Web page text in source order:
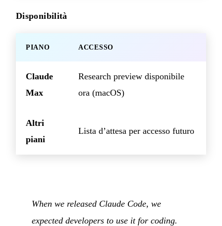
Disponibilità
PIANO ACCESSO
Claude
Max
Research preview disponibile
ora (macOS)
Altri
piani
Lista d’attesa per accesso futuro
When we released Claude Code, we
expected developers to use it for coding.